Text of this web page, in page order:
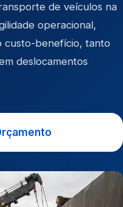
de veículos na
operacional,
custo-benefício, tanto
deslocamentos